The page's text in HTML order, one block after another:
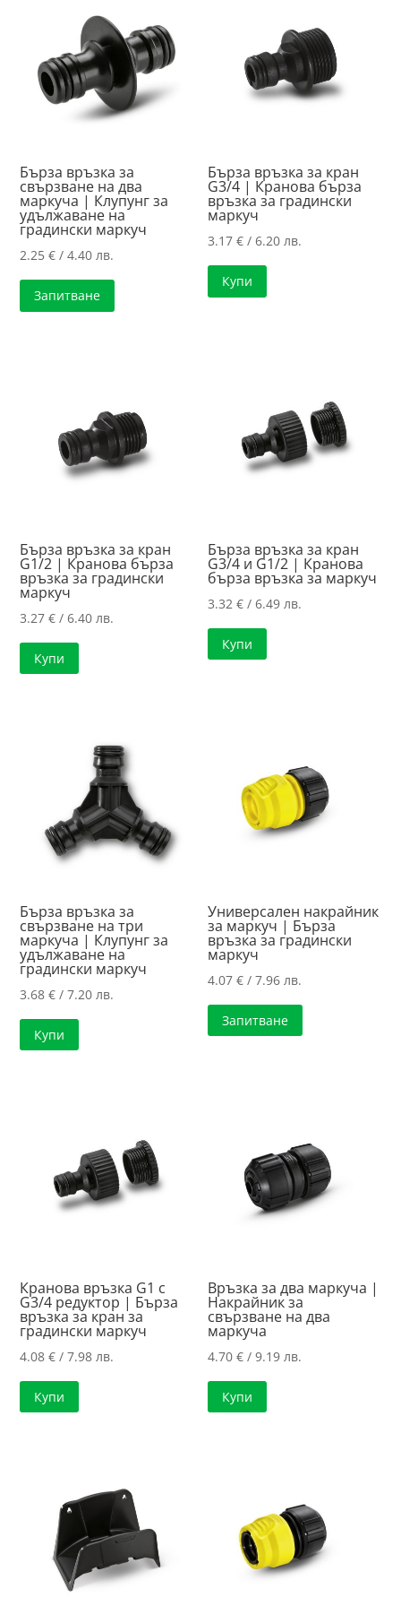
Бърза връзка за
свързване на два
маркуча | Клупунг за
удължаване на
градински маркуч
2.25€ / 4.40 лв.
Запитване
Бърза връзка за кран
G3/4 | Кранова бърза
връзка за градински
маркуч
3.17€ / 6.20 лв.
Купи
Бърза връзка за кран
G1/2 | Кранова бърза
връзка за градински
маркуч
3.27€ / 6.40 лв.
Купи
Бърза връзка за кран
G3/4 и G1/2 | Кранова
бърза връзка за маркуч
3.32€ / 6.49 лв.
Купи
Бърза връзка за
свързване на три
маркуча | Клупунг за
удължаване на
градински маркуч
3.68€ / 7.20 лв.
Купи
Универсален накрайник
за маркуч | Бърза
връзка за градински
маркуч
4.07€ / 7.96 лв.
Запитване
Кранова връзка G1 с
G3/4 редуктор | Бърза
връзка за кран за
градински маркуч
4.08€ / 7.98 лв.
Купи
Връзка за два маркуча |
Накрайник за
свързване на два
маркуча
4.70€ / 9.19 лв.
Купи